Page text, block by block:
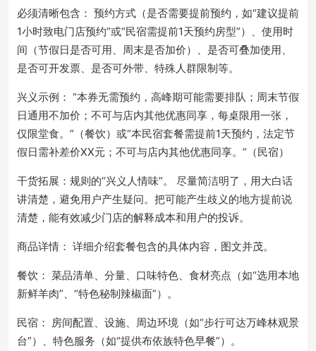
必须清晰包含： 预约方式（是否需要提前预约，如“建议提前
1小时致电门店预约”或“民宿需提前1天预约房型”）、使用时
间（节假日是否可用、周末是否加价）、是否可叠加使用、
是否可开发票、是否可外带、特殊人群限制等。
兴义示例： “本券无需预约，高峰期可能需要排队；周末节假
日通用不加价；不可与店内其他优惠同享，每桌限用一张，
仅限堂食。”（餐饮）或“本民宿套餐需提前1天预约，法定节
假日需补差价XX元；不可与店内其他优惠同享。”（民宿）
干货拓展：规则的“兴义人情味”。 尽量简洁明了，用大白话
讲清楚，避免用户产生疑问。把可能产生歧义的地方提前说
清楚，能有效减少门店的解释成本和用户的投诉。
商品详情： 详细介绍套餐包含的具体内容，图文并茂。
餐饮： 菜品清单、分量、口味特色、食材亮点（如“选用本地
新鲜羊肉”、“特色秘制辣椒面”）。
民宿： 房间配置、设施、周边环境（如“步行可达万峰林观景
台”）、特色服务（如“提供布依族特色早餐”）。